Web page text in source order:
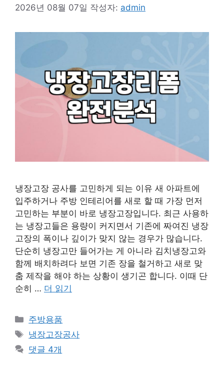
2026년 08월 07일 작성자: admin
냉장고장 공사를 고민하게 되는 이유 새 아파트에
입주하거나 주방 인테리어를 새로 할 때 가장 먼저
고민하는 부분이 바로 냉장고장입니다. 최근 사용하
는 냉장고들은 용량이 커지면서 기존에 짜여진 냉장
고장의 폭이나 깊이가 맞지 않는 경우가 많습니다.
단순히 냉장고만 들어가는 게 아니라 김치냉장고와
함께 배치하려다 보면 기존 장을 철거하고 새로 맞
춤 제작을 해야 하는 상황이 생기곤 합니다. 이때 단
순히 … 더 읽기
카
테
고
리
주방용품
태
그
냉장고장공사
댓글 4개